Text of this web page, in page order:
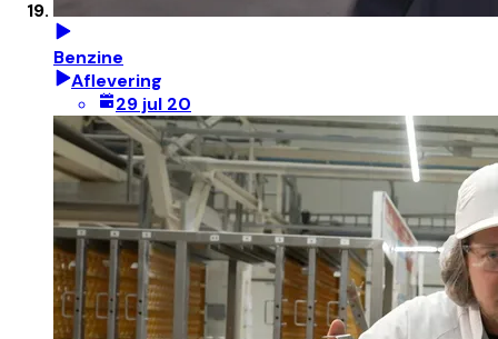
Benzine
Aflevering
29 jul 20